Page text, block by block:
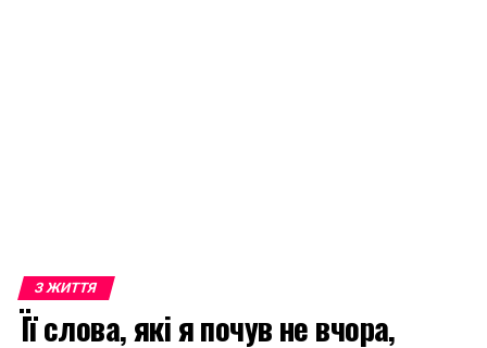
З ЖИТТЯ
Її слова, які я почув не вчора,